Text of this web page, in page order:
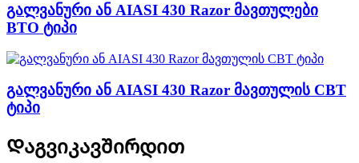
გალვანური ან AIASI 430 Razor მავთულები
BTO ტიპი
გალვანური ან AIASI 430 Razor მავთულის CBT
ტიპი
Დაგვიკავშირდით